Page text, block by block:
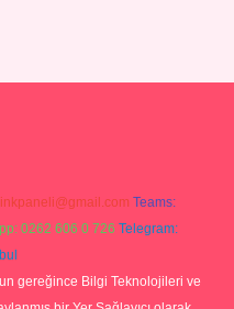
Teams:
0262 606 0 726 Telegram:
gereğince Bilgi Teknolojileri ve